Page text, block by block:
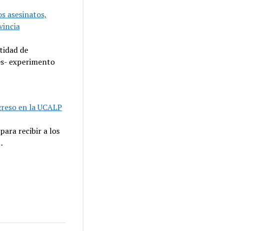
asesinatos,
de
experimento
en la UCALP
recibir a los